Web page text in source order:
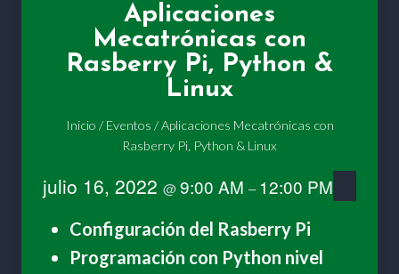
Aplicaciones
Mecatrónicas con
Rasberry Pi, Python &
Linux
Inicio / Eventos / Aplicaciones Mecatrónicas con
Rasberry Pi, Python & Linux
julio 16, 2022 @9:00 AM – 12:00 PM
Configuración del Rasberry Pi
Programación con Python nivel